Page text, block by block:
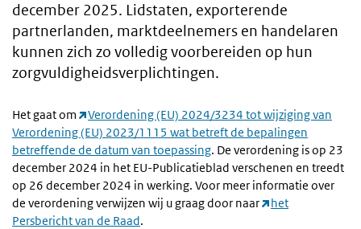
december 2025. Lidstaten, exporterende
partnerlanden, marktdeelnemers en handelaren
kunnen zich zo volledig voorbereiden op hun
zorgvuldigheids­verplichtingen.
Het gaat om
Verordening (EU) 2024/3234 tot wijziging van
Verordening (EU) 2023/1115 wat betreft de bepalingen
betreffende de datum van toepassing. De verordening is op 23
december 2024 in het EU-Publicatieblad verschenen en treedt
op 26 december 2024 in werking. Voor meer informatie over
de verordening verwijzen wij u graag door naar
het
Persbericht van de Raad.